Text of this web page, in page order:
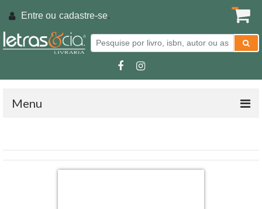
Entre ou cadastre-se.
Menu